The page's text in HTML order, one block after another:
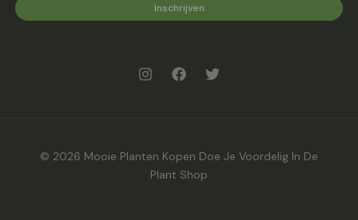
Inschrijven
© 2026 Mooie Planten Kopen Doe Je Voordelig In De
Plant Shop